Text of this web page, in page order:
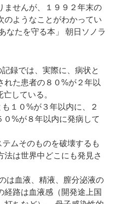
ませんが、１９９２年末の
のようなことがわかってい
なたを守る本」 朝日ソノラ
録では、実際に、病状と
れた患者の８０%が２年以
している。
１０%が３年以内に、２
０%が８年以内に発病して
ムそのものを破壊するも
法は世界中どこにも発見さ
は血液、精液、膣分泌液の
経路は血液感（開発途上国